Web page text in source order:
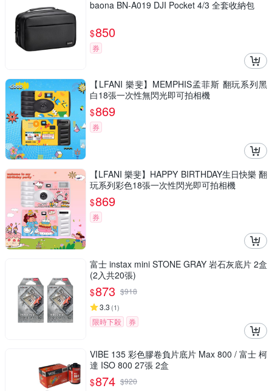
baona BN-A019 DJI Pocket 4/3 全套收納包
$850
券
【LFANI 樂斐】MEMPHIS孟菲斯 翻玩系列黑
白18張一次性無閃光即可拍相機
$869
券
【LFANI 樂斐】HAPPY BIRTHDAY生日快樂 翻
玩系列彩色18張一次性閃光即可拍相機
$869
券
富士 instax mini STONE GRAY 岩石灰底片 2盒
(2入共20張)
$873 $918
3.3 (1)
限時下殺 券
VIBE 135 彩色膠卷負片底片 Max 800 / 富士 柯
達 ISO 800 27張 2盒
$874 $920